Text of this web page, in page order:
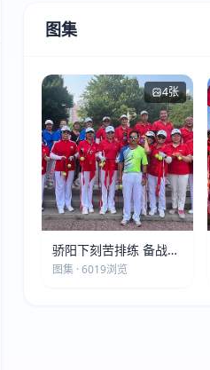
图集
4张
骄阳下刻苦排练 备战第
五届莫斯科世界大健康
图集 · 6019浏览